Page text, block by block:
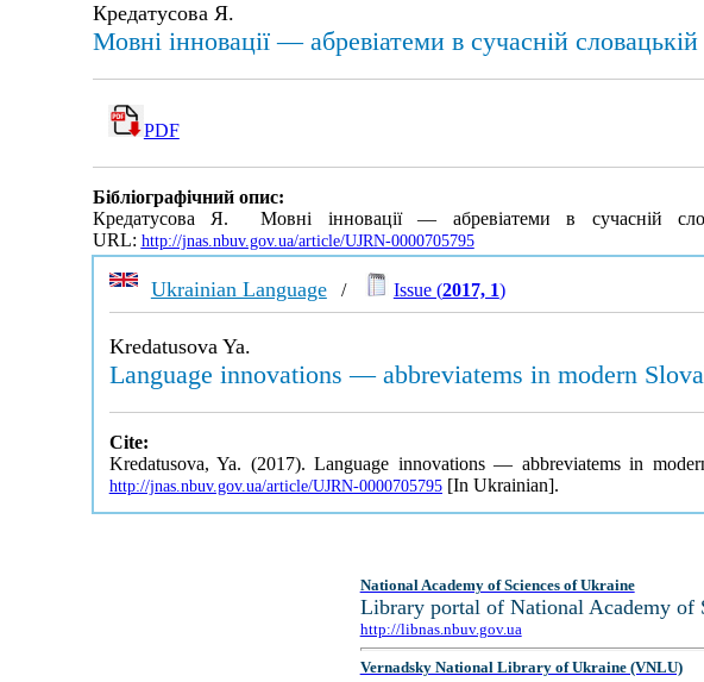
Кредатусова Я.
Мовні інновації — абревіатеми в сучасній
PDF
Бібліографічний опис:
Кредатусова Я. Мовні інновації — абревіатеми в сучасній
URL: http://jnas.nbuv.gov.ua/article/UJRN-0000705795
Ukrainian Language/ Issue (2017, 1)
Kredatusova Ya.
Language innovations — abbreviatems in modern
Cite:
Kredatusova, Ya. (2017). Language innovations — abbreviatems in
http://jnas.nbuv.gov.ua/article/UJRN-0000705795[In Ukrainian].
National Academy of Sciences of Ukraine
Library portal of National Academy of
http://libnas.nbuv.gov.ua
Vernadsky National Library of Ukraine (VNLU)